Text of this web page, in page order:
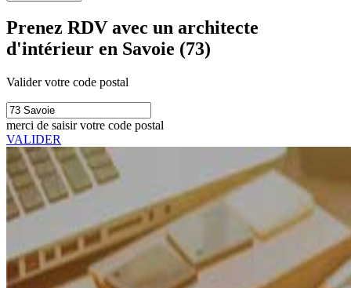
Prenez RDV avec un architecte
d'intérieur en Savoie (73)
Valider votre code postal
merci de saisir votre code postal
VALIDER